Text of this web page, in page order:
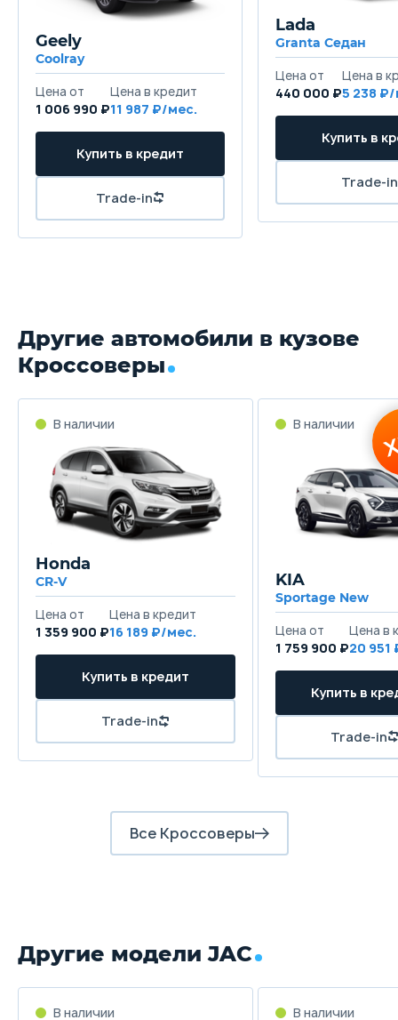
Geely
Coolray
1 006 990 ₽11 987
Lada
Granta Седан
440 000 ₽5 238
Другие автомобили в кузове
Кроссоверы
Honda
CR-V
1 359 900 ₽16 189
KIA
Sportage New
1 759 900 ₽20 951
Все Кроссоверы
Другие модели JAC